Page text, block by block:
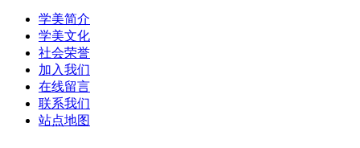
学美简介
学美文化
社会荣誉
加入我们
在线留言
联系我们
站点地图